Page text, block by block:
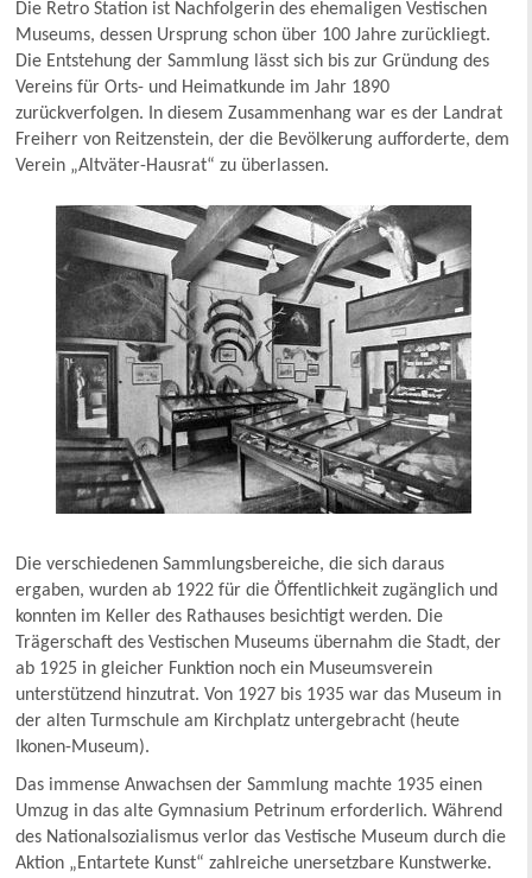
Die Retro Station ist Nachfolgerin des ehemaligen Vestischen
Museums, dessen Ursprung schon über 100 Jahre zurückliegt.
Die Entstehung der Sammlung lässt sich bis zur Gründung des
Vereins für Orts- und Heimatkunde im Jahr 1890
zurückverfolgen. In diesem Zusammenhang war es der Landrat
Freiherr von Reitzenstein, der die Bevölkerung aufforderte, dem
Verein „Altväter-Hausrat“ zu überlassen.
Die verschiedenen Sammlungsbereiche, die sich daraus
ergaben, wurden ab 1922 für die Öffentlichkeit zugänglich und
konnten im Keller des Rathauses besichtigt werden. Die
Trägerschaft des Vestischen Museums übernahm die Stadt, der
ab 1925 in gleicher Funktion noch ein Museumsverein
unterstützend hinzutrat. Von 1927 bis 1935 war das Museum in
der alten Turmschule am Kirchplatz untergebracht (heute
Ikonen-Museum).
Das immense Anwachsen der Sammlung machte 1935 einen
Umzug in das alte Gymnasium Petrinum erforderlich. Während
des Nationalsozialismus verlor das Vestische Museum durch die
Aktion „Entartete Kunst“ zahlreiche unersetzbare Kunstwerke.